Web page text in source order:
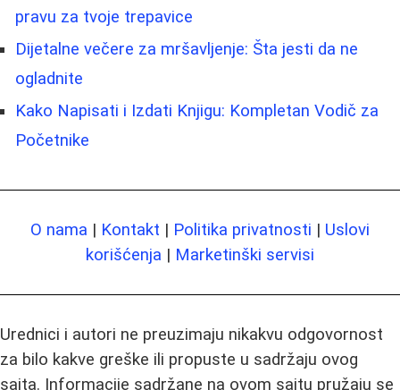
pravu za tvoje trepavice
Dijetalne večere za mršavljenje: Šta jesti da ne
ogladnite
Kako Napisati i Izdati Knjigu: Kompletan Vodič za
Početnike
O nama | Kontakt | Politika privatnosti | Uslovi
korišćenja | Marketinški servisi
Urednici i autori ne preuzimaju nikakvu odgovornost
za bilo kakve greške ili propuste u sadržaju ovog
sajta. Informacije sadržane na ovom sajtu pružaju se